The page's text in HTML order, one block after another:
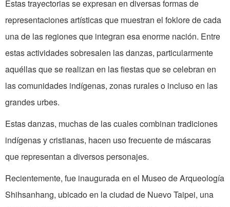
Estas trayectorias se expresan en diversas formas de
representaciones artísticas que muestran el foklore de cada
una de las regiones que integran esa enorme nación. Entre
estas actividades sobresalen las danzas, particularmente
aquéllas que se realizan en las fiestas que se celebran en
las comunidades indígenas, zonas rurales o incluso en las
grandes urbes.
Estas danzas, muchas de las cuales combinan tradiciones
indígenas y cristianas, hacen uso frecuente de máscaras
que representan a diversos personajes.
Recientemente, fue inaugurada en el Museo de Arqueología
Shihsanhang, ubicado en la ciudad de Nuevo Taipei, una